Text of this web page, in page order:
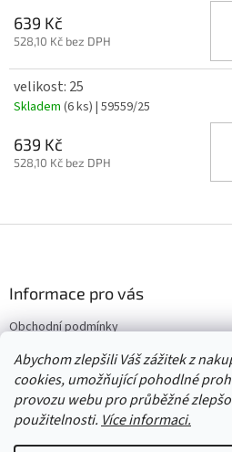
Abychom zlepšili Váš zážitek z
cookies, umožňující pohodlné
provozu webu pro průběžné
použitelnosti. Více informaci.
639 Kč
528,10 Kč bez DPH
velikost: 25
Skladem (6 ks) | 59559/25
639 Kč
528,10 Kč bez DPH
í
Informace pro vás
Obchodní podmínky
Vrácení/výměna/reklamace
Velkoobchod